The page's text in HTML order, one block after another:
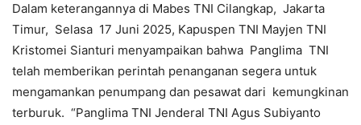
Dalam keterangannya di Mabes TNI Cilangkap, Jakarta
Timur, Selasa 17 Juni 2025, Kapuspen TNI Mayjen TNI
Kristomei Sianturi menyampaikan bahwa Panglima TNI
telah memberikan perintah penanganan segera untuk
mengamankan penumpang dan pesawat dari kemungkinan
terburuk. “Panglima TNI Jenderal TNI Agus Subiyanto